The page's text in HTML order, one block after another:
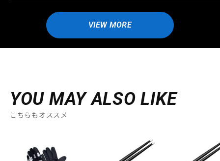
VIEW MORE
YOU MAY ALSO LIKE
こちらもオススメ